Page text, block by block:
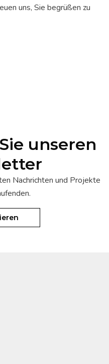
uns, Sie begrüßen zu
unseren
Nachrichten und Projekte